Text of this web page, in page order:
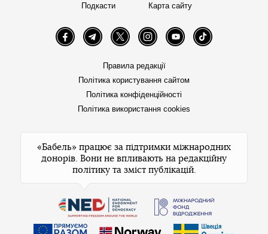
Подкасти
Карта сайту
FacebookTelegramTwitter InstagramYouTube TikTok
Правила редакції
Політика користування сайтом
Політика конфіденційності
Політика використання cookies
«Бабель» працює за підтримки міжнародних
донорів. Вони не впливають на редакційну
політику та зміст публікацій.